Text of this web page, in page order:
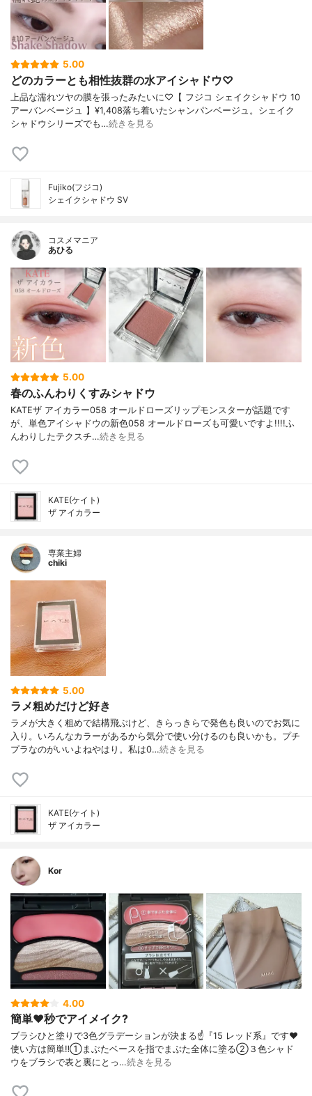
5.00
どのカラーとも相性抜群の水アイシャドウ♡
上品な濡れツヤの膜を張ったみたいに♡【 フジコ シェイクシャドウ 10
アーバンベージュ 】¥1,408落ち着いたシャンパンベージュ。シェイク
シャドウシリーズでも…続きを見る
Fujiko(フジコ)
シェイクシャドウ SV
コスメマニア
あひる
5.00
春のふんわりくすみシャドウ
KATEザ アイカラー058 オールドローズリップモンスターが話題です
が、単色アイシャドウの新色058 オールドローズも可愛いですよ!!!!ふ
んわりしたテクスチ…続きを見る
KATE(ケイト)
ザ アイカラー
専業主婦
chiki
5.00
ラメ粗めだけど好き
ラメが大きく粗めで結構飛ぶけど、きらっきらで発色も良いのでお気に
入り。いろんなカラーがあるから気分で使い分けるのも良いかも。プチ
プラなのがいいよねやはり。私は0…続きを見る
KATE(ケイト)
ザ アイカラー
Kor
4.00
簡単❤️秒でアイメイク?
ブラシひと塗りで3色グラデーションが決まる☝️『15 レッド系』です❤️
使い方は簡単‼️①まぶたベースを指でまぶた全体に塗る②３色シャド
ウをブラシで表と裏にとっ…続きを見る